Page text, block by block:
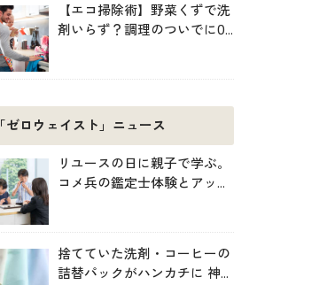
【エコ掃除術】野菜くずで洗
剤いらず？調理のついでに0
「ゼロウェイスト」ニュース
リユースの日に親子で学ぶ。
コメ兵の鑑定士体験とアップ
捨てていた洗剤・コーヒーの
詰替パックがハンカチに 神